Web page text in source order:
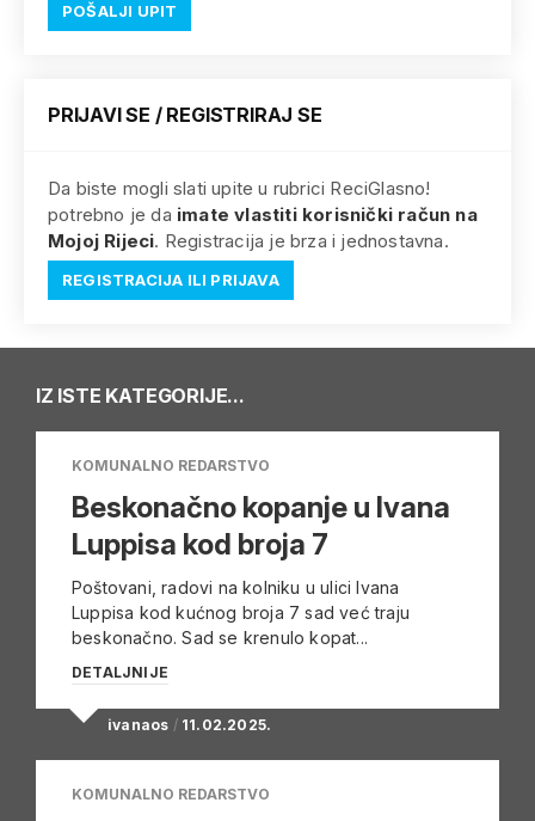
POŠALJI UPIT
PRIJAVI SE / REGISTRIRAJ SE
Da biste mogli slati upite u rubrici ReciGlasno!
potrebno je da imate vlastiti korisnički račun na
Mojoj Rijeci. Registracija je brza i jednostavna.
REGISTRACIJA ILI PRIJAVA
IZ ISTE KATEGORIJE...
KOMUNALNO REDARSTVO
Beskonačno kopanje u Ivana
Luppisa kod broja 7
Poštovani, radovi na kolniku u ulici Ivana
Luppisa kod kućnog broja 7 sad već traju
beskonačno. Sad se krenulo kopat...
DETALJNIJE
ivanaos / 11.02.2025.
KOMUNALNO REDARSTVO